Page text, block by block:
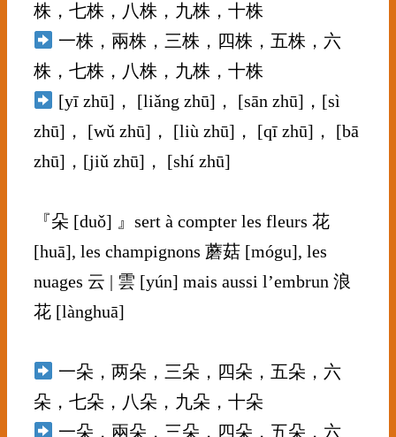
株，七株，八株，九株，十株
一株，兩株，三株，四株，五株，六
株，七株，八株，九株，十株
[yī zhū]， [liǎng zhū]， [sān zhū]，[sì
zhū]， [wǔ zhū]， [liù zhū]， [qī zhū]， [bā
zhū]，[jiǔ zhū]， [shí zhū]
『朵 [duǒ] 』sert à compter les fleurs 花
[huā], les champignons 蘑菇 [mógu], les
nuages 云 | 雲 [yún] mais aussi l’embrun 浪
花 [lànghuā]
一朵，两朵，三朵，四朵，五朵，六
朵，七朵，八朵，九朵，十朵
一朵，兩朵，三朵，四朵，五朵，六